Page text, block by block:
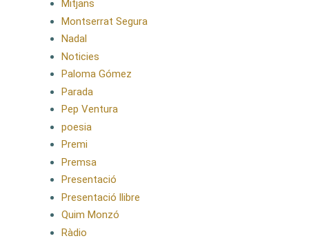
Mitjans
Montserrat Segura
Nadal
Noticies
Paloma Gómez
Parada
Pep Ventura
poesia
Premi
Premsa
Presentació
Presentació llibre
Quim Monzó
Ràdio